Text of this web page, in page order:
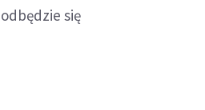
się